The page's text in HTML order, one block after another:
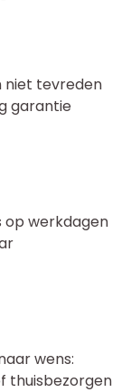
niet tevreden
garantie
op werkdagen
wens:
thuisbezorgen